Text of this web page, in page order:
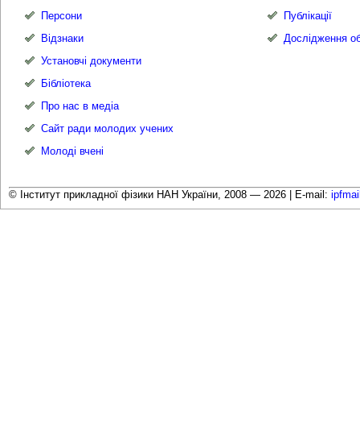
Персони
Відзнаки
Установчі документи
Бібліотека
Про нас в медіа
Сайт ради молодих учених
Молоді вчені
Публікації
Дослідження
© Інститут прикладної фізики НАН України, 2008 — 2026 | E-mail: